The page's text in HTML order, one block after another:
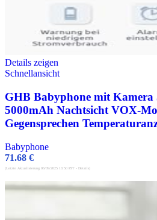
Details zeigen
Schnellansicht
GHB Babyphone mit Kamera
5000mAh Nachtsicht VOX-
Gegensprechen
Babyphone
71.68 €
(Letzte Aktualisierung 06/09/2025 13:50 PST - Details)